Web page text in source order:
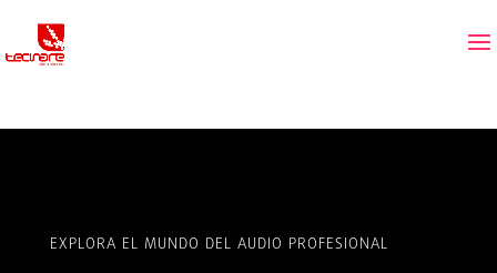
EXPLORA EL MUNDO DEL AUDIO PROFESIONAL